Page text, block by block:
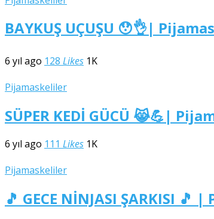
BAYKUŞ UÇUŞU 😯👌|
6 yıl ago 128 Likes 1K
Pijamaskeliler
SÜPER KEDİ GÜCÜ 😹💪|
6 yıl ago 111 Likes 1K
Pijamaskeliler
🎵 GECE NİNJASI ŞARKISI